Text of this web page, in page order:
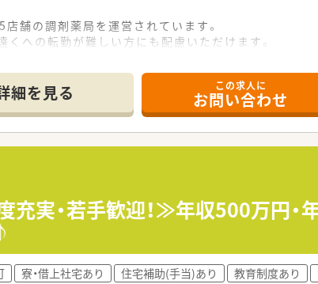
舗の調剤薬局を運営されています。
への転勤が難しい方にも配慮いただけます。
した経営をされています。
ご相談可能です！
。
。それぞれの経験・スキル状況に合わせて着実にス
師、エリアマネージャー、係長、課長職など、多彩なポ
細を見る この求人に
お問い合わせ
充実・若手歓迎！≫年収500万円
寮・借上社宅あり 住宅補助(手当)あり 教育制度あり